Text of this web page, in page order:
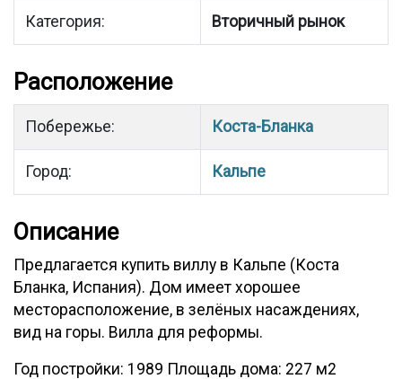
Категория: Вторичный рынок
Расположение
Побережье: Коста-Бланка
Город: Кальпе
Описание
Предлагается купить виллу в Кальпе (Коста
Бланка, Испания). Дом имеет хорошее
месторасположение, в зелёных насаждениях,
вид на горы. Вилла для реформы.
Год постройки: 1989 Площадь дома: 227 м2